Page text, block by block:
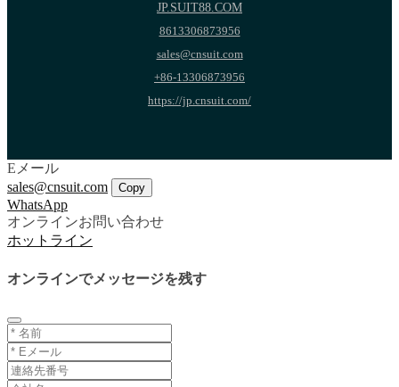
JP.SUIT88.COM
8613306873956
sales@cnsuit.com
+86-13306873956
https://jp.cnsuit.com/
Eメール
sales@cnsuit.com
Copy
WhatsApp
オンラインお問い合わせ
ホットライン
オンラインでメッセージを残す